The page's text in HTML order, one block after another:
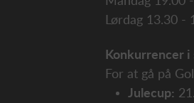
Lørdag 13.30 -
Konkurrencer
For at gå på
Julecup: